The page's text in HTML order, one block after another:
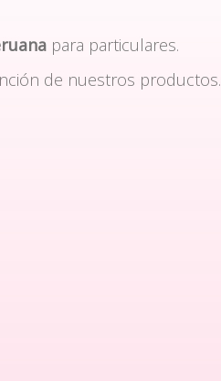
para particulares.
de nuestros productos.